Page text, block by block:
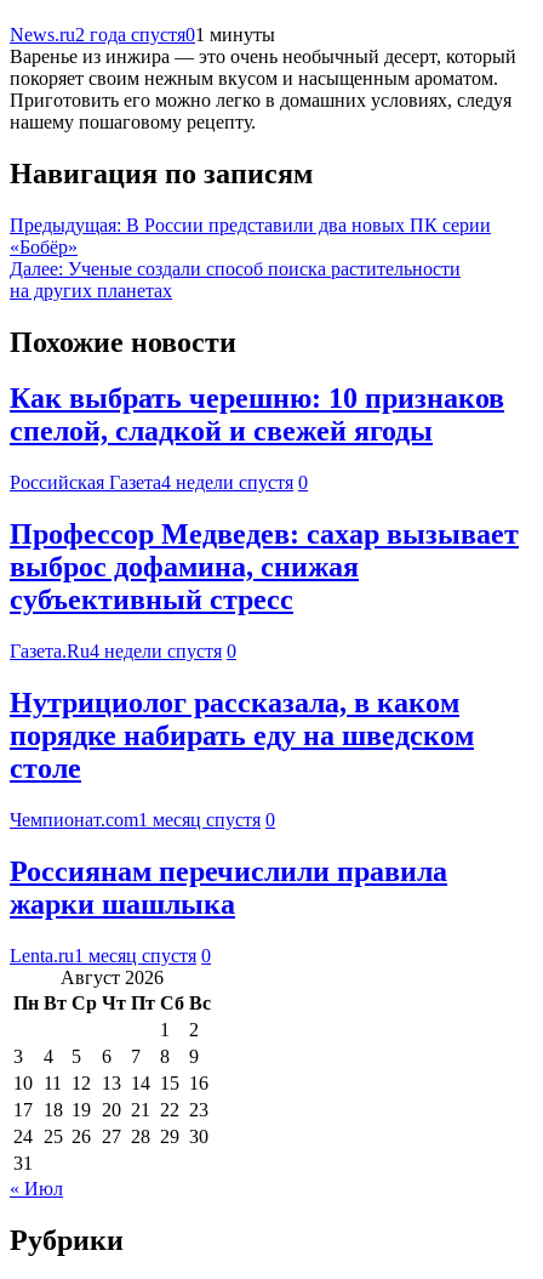
News.ru2 года спустя01 минуты
Варенье из инжира — это очень необычный десерт, который
покоряет своим нежным вкусом и насыщенным ароматом.
Приготовить его можно легко в домашних условиях, следуя
нашему пошаговому рецепту.
Навигация по записям
Предыдущая: В России представили два новых ПК серии
«Бобёр»
Далее: Ученые создали способ поиска растительности
на других планетах
Похожие новости
Как выбрать черешню: 10 признаков
спелой, сладкой и свежей ягоды
Российская Газета4 недели спустя 0
Профессор Медведев: сахар вызывает
выброс дофамина, снижая
субъективный стресс
Газета.Ru4 недели спустя 0
Нутрициолог рассказала, в каком
порядке набирать еду на шведском
столе
Чемпионат.com1 месяц спустя 0
Россиянам перечислили правила
жарки шашлыка
Lenta.ru1 месяц спустя 0
Август 2026
Пн Вт Ср Чт Пт Сб Вс
1
2
3
4 5 6 7 8
9
10 11 12 13 14 15 16
17 18 19 20 21 22 23
24 25 26 27 28 29 30
31
« Июл
Рубрики